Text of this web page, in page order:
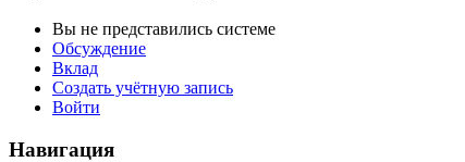
Вы не представились системе
Обсуждение
Вклад
Создать учётную запись
Войти
Навигация